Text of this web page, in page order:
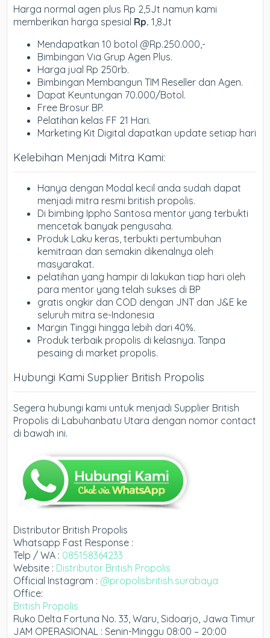
Harga normal agen plus Rp 2,5Jt namun kami
memberikan harga spesial Rp. 1,8Jt
Mendapatkan 10 botol @Rp.250.000,-
Bimbingan Via Grup Agen Plus.
Harga jual Rp 250rb.
Bimbingan Membangun TIM Reseller dan Agen.
Dapat Keuntungan 70.000/Botol.
Free Brosur BP.
Pelatihan kelas FF 21 Hari.
Marketing Kit Digital dapatkan update setiap hari
Kelebihan Menjadi Mitra Kami:
Hanya dengan Modal kecil anda sudah dapat
menjadi mitra resmi british propolis.
Di bimbing Ippho Santosa mentor yang terbukti
mencetak banyak pengusaha.
Produk Laku keras, terbukti pertumbuhan
kemitraan dan semakin dikenalnya oleh
masyarakat.
pelatihan yang hampir di lakukan tiap hari oleh
para mentor yang telah sukses di BP
gratis ongkir dan COD dengan JNT dan J&E ke
seluruh mitra se-Indonesia
Margin Tinggi hingga lebih dari 40%.
Produk terbaik propolis di kelasnya. Tanpa
pesaing di market propolis.
Hubungi Kami Supplier British Propolis
Segera hubungi kami untuk menjadi Supplier British
Propolis di Labuhanbatu Utara dengan nomor contact
di bawah ini.
Distributor British Propolis
Whatsapp Fast Response :
Telp / WA : 085158364233
Website : Distributor British Propolis
Official Instagram : @propolisbritish.surabaya
Office:
British Propolis
Ruko Delta Fortuna No. 33, Waru, Sidoarjo, Jawa Timur
JAM OPERASIONAL : Senin-Minggu 08:00 – 20:00